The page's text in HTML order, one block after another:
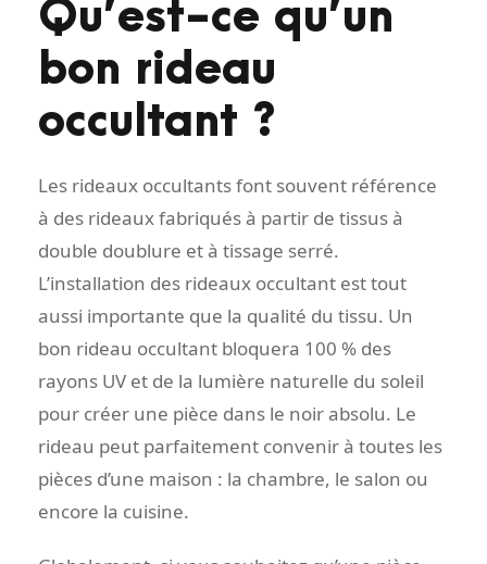
Qu’est-ce qu’un
bon rideau
occultant ?
Les rideaux occultants font souvent référence
à des rideaux fabriqués à partir de tissus à
double doublure et à tissage serré.
L’installation des rideaux occultant est tout
aussi importante que la qualité du tissu. Un
bon rideau occultant bloquera 100 % des
rayons UV et de la lumière naturelle du soleil
pour créer une pièce dans le noir absolu. Le
rideau peut parfaitement convenir à toutes les
pièces d’une maison : la chambre, le salon ou
encore la cuisine.